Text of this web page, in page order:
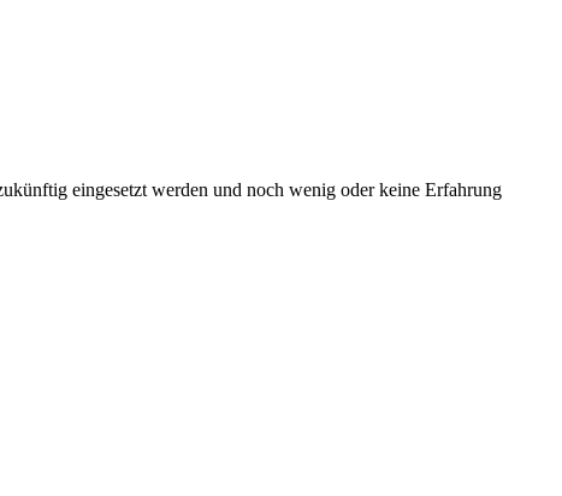
eingesetzt werden und noch wenig oder keine Erfahrung